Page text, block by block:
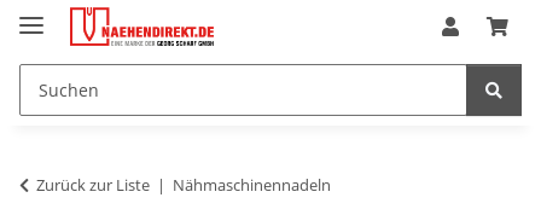
Zurück zur Liste Nähmaschinennadeln